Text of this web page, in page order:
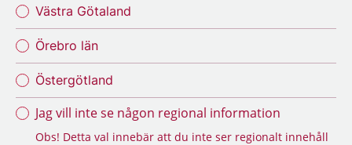
Västra Götaland
Örebro län
Östergötland
Jag vill inte se någon regional information
Obs! Detta val innebär att du inte ser regionalt innehåll